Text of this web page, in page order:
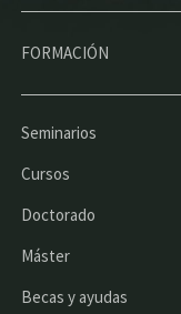
FORMACIÓN
Seminarios
Cursos
Doctorado
Máster
Becas y ayudas